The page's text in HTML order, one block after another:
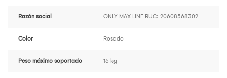
Razón social ONLY MAX LINE RUC: 20608568302
Color Rosado
Peso máximo soportado 16 kg